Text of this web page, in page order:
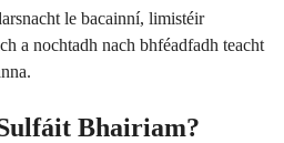
le bacainní, limistéir
a nochtadh nach bhféadfadh teacht
Bhairiam?